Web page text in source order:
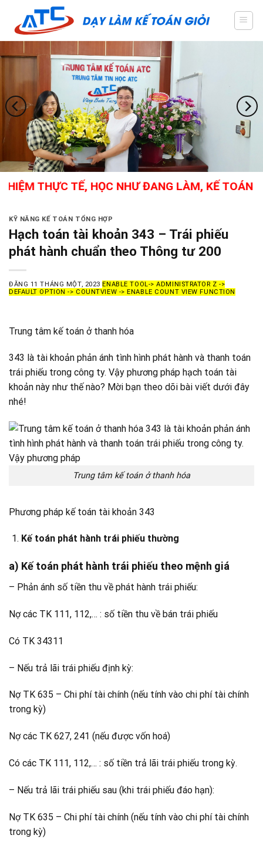
content
TẾ, HỌC NHƯ ĐANG LÀM, KẾ TOÁN TỔNG
KỸ NĂNG KẾ TOÁN TỔNG HỢP
Hạch toán tài khoản 343 – Trái phiếu
phát hành chuẩn theo Thông tư 200
ĐĂNG 11 THÁNG MỘT, 2023 ENABLE TOOL-> ADMINISTRATOR Z ->
DEFAULT OPTION -> COUNTVIEW -> ENABLE COUNT VIEW FUNCTION
Trung tâm kế toán ở thanh hóa
343 là tài khoản phản ánh tình hình phát hành và thanh toán
trái phiếu trong công ty. Vậy phương pháp hạch toán tài
khoản này như thế nào? Mời bạn theo dõi bài viết dưới đây
nhé!
Trung tâm kế toán ở thanh hóa
Phương pháp kế toán tài khoản 343
Kế toán phát hành trái phiếu thường
a) Kế toán phát hành trái phiếu theo mệnh giá
– Phản ánh số tiền thu về phát hành trái phiếu:
Nợ các TK 111, 112,… : số tiền thu về bán trái phiếu
Có TK 34311
– Nếu trả lãi trái phiếu định kỳ:
Nợ TK 635 – Chi phí tài chính (nếu tính vào chi phí tài chính
trong kỳ)
Nợ các TK 627, 241 (nếu được vốn hoá)
Có các TK 111, 112,… : số tiền trả lãi trái phiếu trong kỳ.
– Nếu trả lãi trái phiếu sau (khi trái phiếu đáo hạn):
Nợ TK 635 – Chi phí tài chính (nếu tính vào chi phí tài chính
trong kỳ)